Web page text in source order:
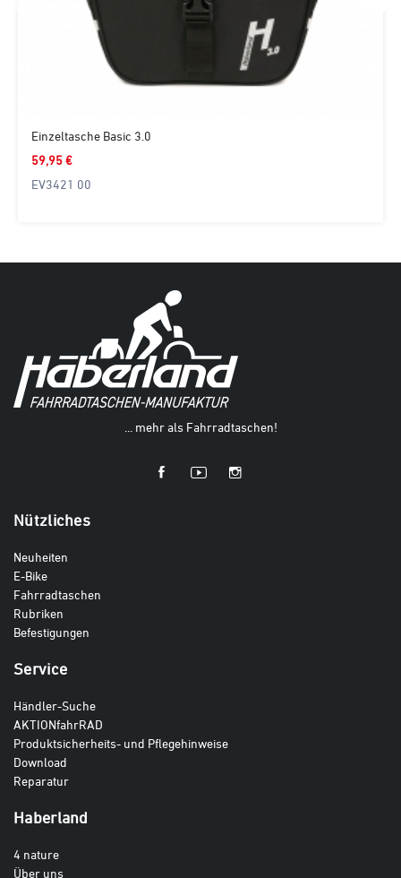
Einzeltasche Basic 3.0
59,95 €
EV3421 00
... mehr als Fahrradtaschen!
Nützliches
Neuheiten
E-Bike
Fahrradtaschen
Rubriken
Befestigungen
Service
Händler-Suche
AKTIONfahrRAD
Produktsicherheits- und Pflegehinweise
Download
Reparatur
Haberland
4 nature
Über uns